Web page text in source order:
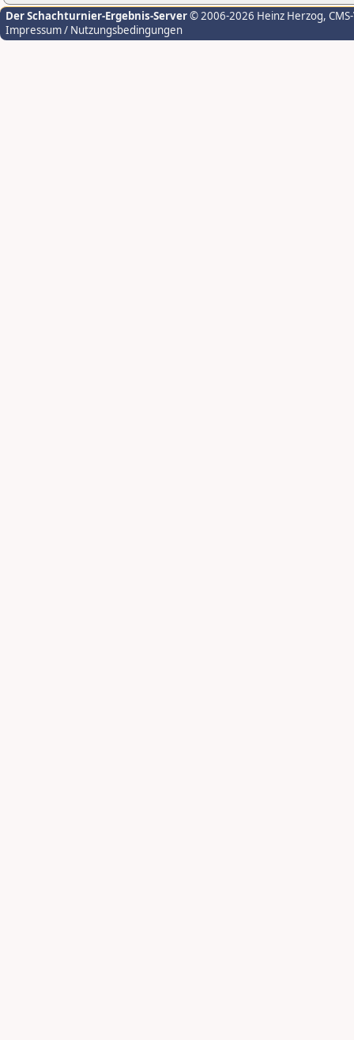
Der Schachturnier-Ergebnis-Server© 2006-2026 Heinz Herzog,
Impressum / Nutzungsbedingungen